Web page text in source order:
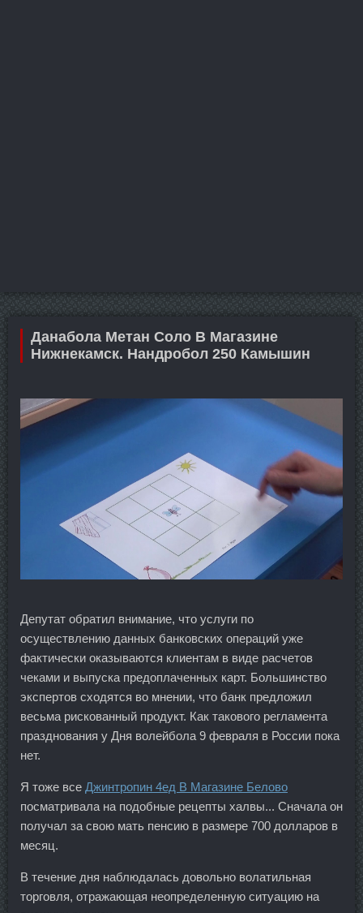
Данабола Метан Соло В Магазине
Нижнекамск. Нандробол 250 Камышин
Депутат обратил внимание, что услуги по
осуществлению данных банковских операций уже
фактически оказываются клиентам в виде расчетов
чеками и выпуска предоплаченных карт. Большинство
экспертов сходятся во мнении, что банк предложил
весьма рискованный продукт. Как такового регламента
празднования у Дня волейбола 9 февраля в России пока
нет.
Я тоже все Джинтропин 4ед В Магазине Белово
посматривала на подобные рецепты халвы... Сначала он
получал за свою мать пенсию в размере 700 долларов в
месяц.
В течение дня наблюдалась довольно волатильная
торговля, отражающая неопределенную ситуацию на